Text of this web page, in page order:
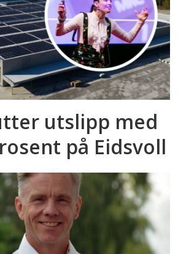
utslipp med
på Eidsvoll